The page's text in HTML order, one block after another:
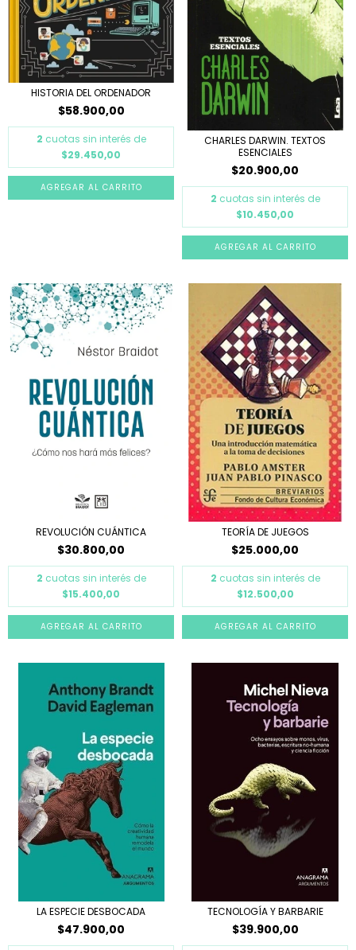
HISTORIA DEL ORDENADOR
$58.900,00
2 cuotas sin interés de
$29.450,00
CHARLES DARWIN. TEXTOS
ESENCIALES
$20.900,00
2 cuotas sin interés de
$10.450,00
REVOLUCIÓN CUÁNTICA
$30.800,00
2 cuotas sin interés de
$15.400,00
TEORÍA DE JUEGOS
$25.000,00
2 cuotas sin interés de
$12.500,00
LA ESPECIE DESBOCADA
$47.900,00
TECNOLOGÍA Y BARBARIE
$39.900,00